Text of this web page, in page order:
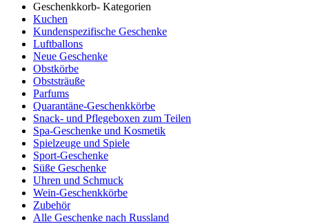
Geschenkkorb- Kategorien
Kuchen
Kundenspezifische Geschenke
Luftballons
Neue Geschenke
Obstkörbe
Obststräuße
Parfums
Quarantäne-Geschenkkörbe
Snack- und Pflegeboxen zum Teilen
Spa-Geschenke und Kosmetik
Spielzeuge und Spiele
Sport-Geschenke
Süße Geschenke
Uhren und Schmuck
Wein-Geschenkkörbe
Zubehör
Alle Geschenke nach Russland